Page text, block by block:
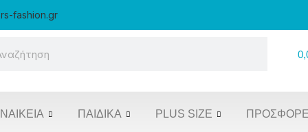
fashion.gr
ΠΑΙΔΙΚΆ PLUS SIZE